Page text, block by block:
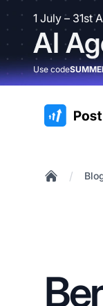
1 July – 31st
AI
Use code
:site.title
/